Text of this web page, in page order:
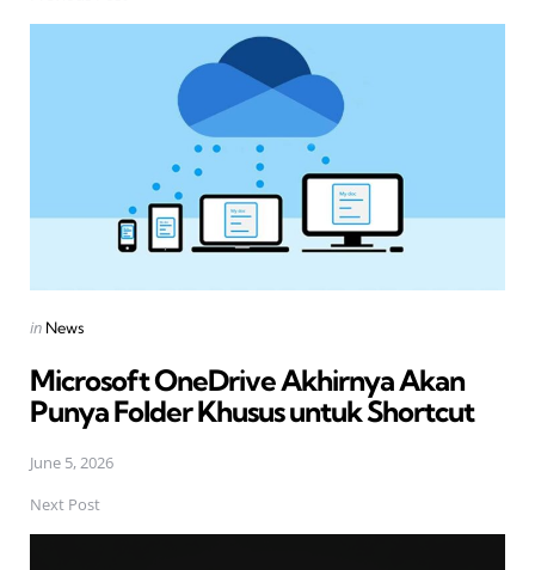
Post
Posted
in News
Microsoft OneDrive Akhirnya Akan
Punya Folder Khusus untuk Shortcut
June 5, 2026
Next Post